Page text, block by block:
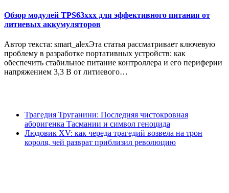
Обзор модулей TPS63xxx для эффективного питания от
литиевых аккумуляторов
Автор текста: smart_alexЭта статья рассматривает ключевую
проблему в разработке портативных устройств: как
обеспечить стабильное питание контроллера и его периферии
напряжением 3,3 В от литиевого…
Трагедия Труганини: Последняя чистокровная
аборигенка Тасмании и символ геноцида
Людовик XV: как череда трагедий возвела на трон
короля, чей разврат приблизил революцию